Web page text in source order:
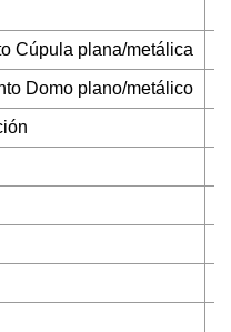
Cúpula plana/metálica
Domo plano/metálico